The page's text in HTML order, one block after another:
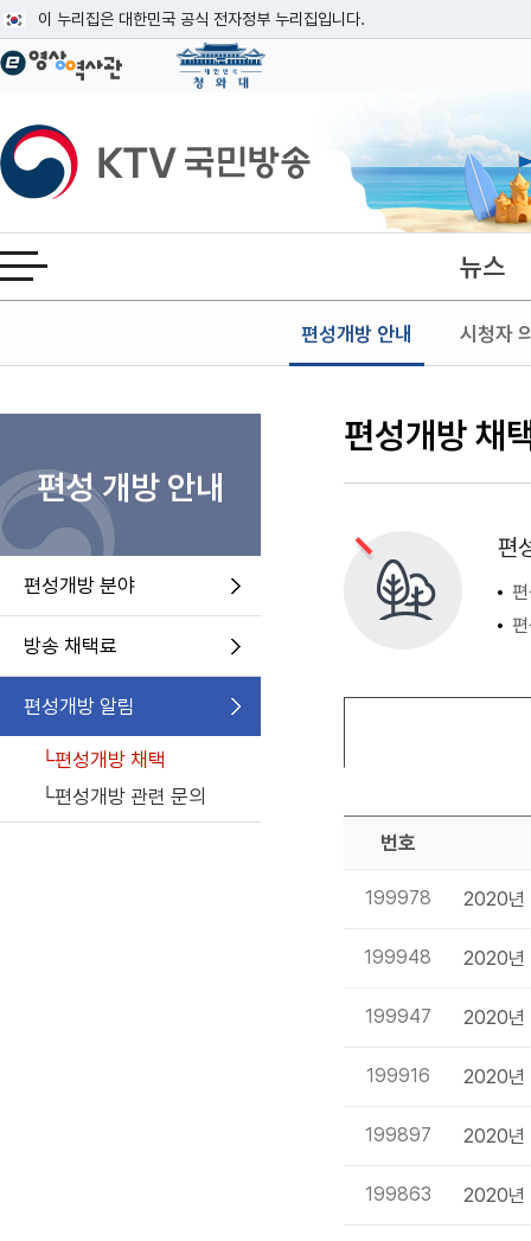
이 누리집은 대한민국 공식 전자정부 누리집입니다.
공식 누리집 주소 확인하기
이밖에 or.kr 또는 .kr등 다른 도메인 주소를 사용하고 있다면 아래 URL에서
운영중인 공식 누리집보기
KTV국민방송
전체메뉴 열기 뉴스
편성개방 안내 시청자
본문
편성 개방 안내
편성개방 분야
방송 채택료
편성개방 알림
└편성개방 채택
└편성개방 관련 문의
편성개방 채
편
번호
199978 2020년
199948 2020년
199947 2020년
199916 2020년
199897 2020년
199863 2020년
검색 조건
검색어 입력
검색